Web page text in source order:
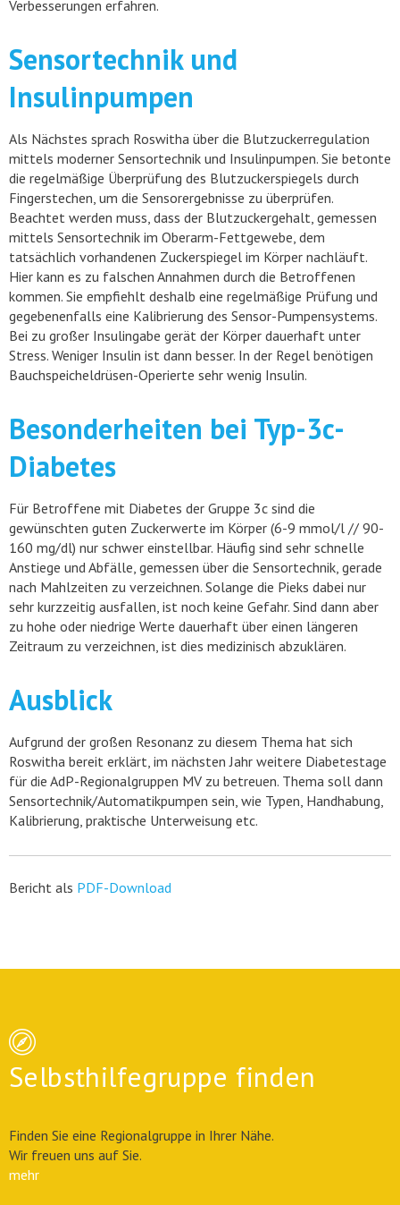
Verbesserungen erfahren.
Sensortechnik und
Insulinpumpen
Als Nächstes sprach Roswitha über die Blutzuckerregulation
mittels moderner Sensortechnik und Insulinpumpen. Sie betonte
die regelmäßige Überprüfung des Blutzuckerspiegels durch
Fingerstechen, um die Sensorergebnisse zu überprüfen.
Beachtet werden muss, dass der Blutzuckergehalt, gemessen
mittels Sensortechnik im Oberarm-Fettgewebe, dem
tatsächlich vorhandenen Zuckerspiegel im Körper nachläuft.
Hier kann es zu falschen Annahmen durch die Betroffenen
kommen. Sie empfiehlt deshalb eine regelmäßige Prüfung und
gegebenenfalls eine Kalibrierung des Sensor-Pumpensystems.
Bei zu großer Insulingabe gerät der Körper dauerhaft unter
Stress. Weniger Insulin ist dann besser. In der Regel benötigen
Bauchspeicheldrüsen-Operierte sehr wenig Insulin.
Besonderheiten bei Typ-3c-
Diabetes
Für Betroffene mit Diabetes der Gruppe 3c sind die
gewünschten guten Zuckerwerte im Körper (6-9 mmol/l // 90-
160 mg/dl) nur schwer einstellbar. Häufig sind sehr schnelle
Anstiege und Abfälle, gemessen über die Sensortechnik, gerade
nach Mahlzeiten zu verzeichnen. Solange die Pieks dabei nur
sehr kurzzeitig ausfallen, ist noch keine Gefahr. Sind dann aber
zu hohe oder niedrige Werte dauerhaft über einen längeren
Zeitraum zu verzeichnen, ist dies medizinisch abzuklären.
Ausblick
Aufgrund der großen Resonanz zu diesem Thema hat sich
Roswitha bereit erklärt, im nächsten Jahr weitere Diabetestage
für die AdP-Regionalgruppen MV zu betreuen. Thema soll dann
Sensortechnik/Automatikpumpen sein, wie Typen, Handhabung,
Kalibrierung, praktische Unterweisung etc.
Bericht als PDF-Download
Selbsthilfegruppe finden
Finden Sie eine Regionalgruppe in Ihrer Nähe.
Wir freuen uns auf Sie.
mehr